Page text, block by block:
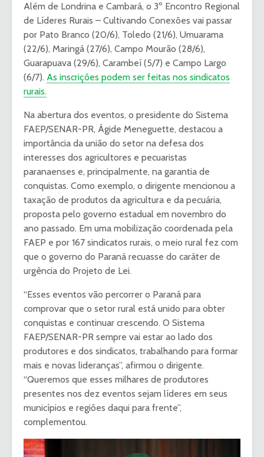
Além de Londrina e Cambará, o 3º Encontro Regional
de Líderes Rurais – Cultivando Conexões vai passar
por Pato Branco (20/6), Toledo (21/6), Umuarama
(22/6), Maringá (27/6), Campo Mourão (28/6),
Guarapuava (29/6), Carambeí (5/7) e Campo Largo
(6/7). As inscrições podem ser feitas nos sindicatos
rurais.
Na abertura dos eventos, o presidente do Sistema
FAEP/SENAR-PR, Ágide Meneguette, destacou a
importância da união do setor na defesa dos
interesses dos agricultores e pecuaristas
paranaenses e, principalmente, na garantia de
conquistas. Como exemplo, o dirigente mencionou a
taxação de produtos da agricultura e da pecuária,
proposta pelo governo estadual em novembro do
ano passado. Em uma mobilização coordenada pela
FAEP e por 167 sindicatos rurais, o meio rural fez com
que o governo do Paraná recuasse do caráter de
urgência do Projeto de Lei.
“Esses eventos vão percorrer o Paraná para
comprovar que o setor rural está unido para obter
conquistas e continuar crescendo. O Sistema
FAEP/SENAR-PR sempre vai estar ao lado dos
produtores e dos sindicatos, trabalhando para formar
mais e novas lideranças”, afirmou o dirigente.
“Queremos que esses milhares de produtores
presentes nos dez eventos sejam líderes em seus
municípios e regiões daqui para frente”,
complementou.